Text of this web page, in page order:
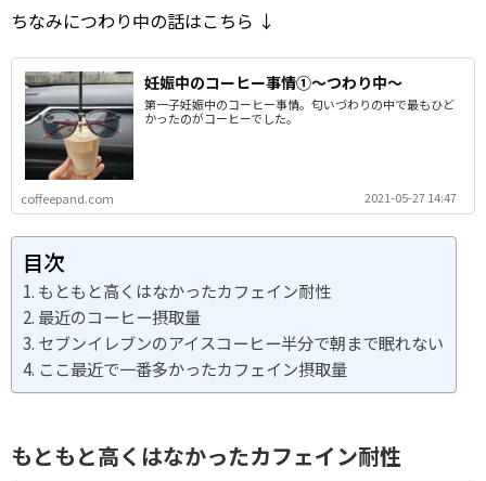
ちなみにつわり中の話はこちら ↓
妊娠中のコーヒー事情①～つわり中～
第一子妊娠中のコーヒー事情。匂いづわりの中で最もひど
かったのがコーヒーでした。
coffeepand.com 2021-05-27 14:47
目次
もともと高くはなかったカフェイン耐性
最近のコーヒー摂取量
セブンイレブンのアイスコーヒー半分で朝まで眠れない
ここ最近で一番多かったカフェイン摂取量
もともと高くはなかったカフェイン耐性